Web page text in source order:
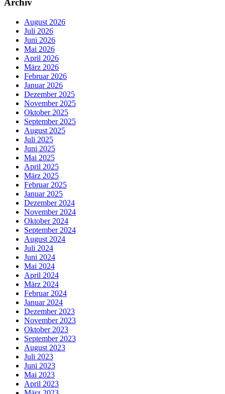
Archiv
August 2026
Juli 2026
Juni 2026
Mai 2026
April 2026
März 2026
Februar 2026
Januar 2026
Dezember 2025
November 2025
Oktober 2025
September 2025
August 2025
Juli 2025
Juni 2025
Mai 2025
April 2025
März 2025
Februar 2025
Januar 2025
Dezember 2024
November 2024
Oktober 2024
September 2024
August 2024
Juli 2024
Juni 2024
Mai 2024
April 2024
März 2024
Februar 2024
Januar 2024
Dezember 2023
November 2023
Oktober 2023
September 2023
August 2023
Juli 2023
Juni 2023
Mai 2023
April 2023